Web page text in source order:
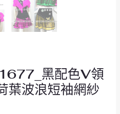
黑配色V領
葉波浪短袖網紗